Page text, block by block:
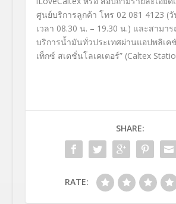
ศูนย์บริการลูกค้า โทร 02 081 4123 (
เวลา 08.30 น. – 19.30 น.) และสามา
บริการน้ำมันทั่วประเทศผ่านแอปพลิเค
เท็กซ์ สเตชั่นโลเคเตอร์” (Caltex
SHARE:
RATE: